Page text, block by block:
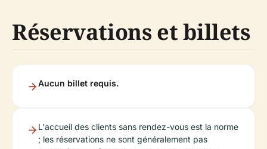
Réservations et billets
Aucun billet requis.
L'accueil des clients sans rendez-vous est la norme
; les réservations ne sont généralement pas